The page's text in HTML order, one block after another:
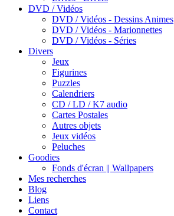
DVD / Vidéos
DVD / Vidéos - Dessins Animes
DVD / Vidéos - Marionnettes
DVD / Vidéos - Séries
Divers
Jeux
Figurines
Puzzles
Calendriers
CD / LD / K7 audio
Cartes Postales
Autres objets
Jeux vidéos
Peluches
Goodies
Fonds d'écran || Wallpapers
Mes recherches
Blog
Liens
Contact